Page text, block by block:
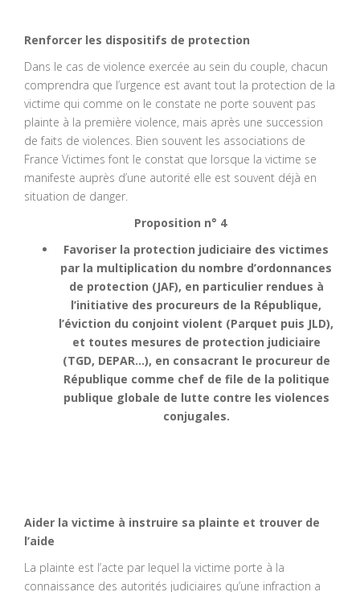
Renforcer les dispositifs de protection
Dans le cas de violence exercée au sein du couple, chacun
comprendra que l’urgence est avant tout la protection de la
victime qui comme on le constate ne porte souvent pas
plainte à la première violence, mais après une succession
de faits de violences. Bien souvent les associations de
France Victimes font le constat que lorsque la victime se
manifeste auprès d’une autorité elle est souvent déjà en
situation de danger.
Proposition n° 4
Favoriser la protection judiciaire des victimes
par la multiplication du nombre d’ordonnances
de protection (JAF), en particulier rendues à
l’initiative des procureurs de la République,
l’éviction du conjoint violent (Parquet puis JLD),
et toutes mesures de protection judiciaire
(TGD, DEPAR…), en consacrant le procureur de
République comme chef de file de la politique
publique globale de lutte contre les violences
conjugales.
Aider la victime à instruire sa plainte et trouver de
l’aide
La plainte est l’acte par lequel la victime porte à la
connaissance des autorités judiciaires qu’une infraction a